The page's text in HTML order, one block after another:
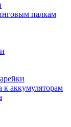
палкам
к аккумуляторам